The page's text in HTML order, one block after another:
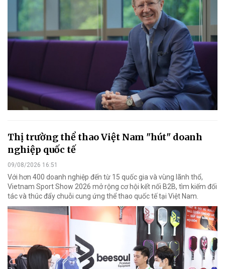
Thị trường thể thao Việt Nam "hút" doanh
nghiệp quốc tế
09/08/2026 16:51
Với hơn 400 doanh nghiệp đến từ 15 quốc gia và vùng lãnh thổ,
Vietnam Sport Show 2026 mở rộng cơ hội kết nối B2B, tìm kiếm đối
tác và thúc đẩy chuỗi cung ứng thể thao quốc tế tại Việt Nam.